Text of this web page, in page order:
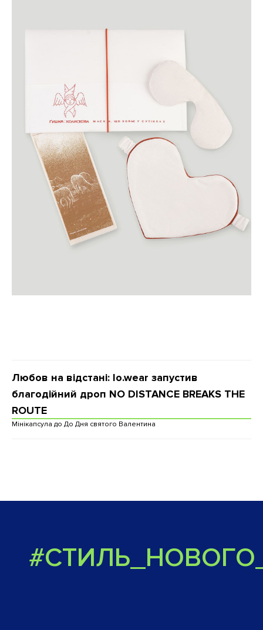
Любов на відстані: lo.wear запустив
благодійний дроп NO DISTANCE BREAKS THE
ROUTE
Мінікапсула до До Дня святого Валентина